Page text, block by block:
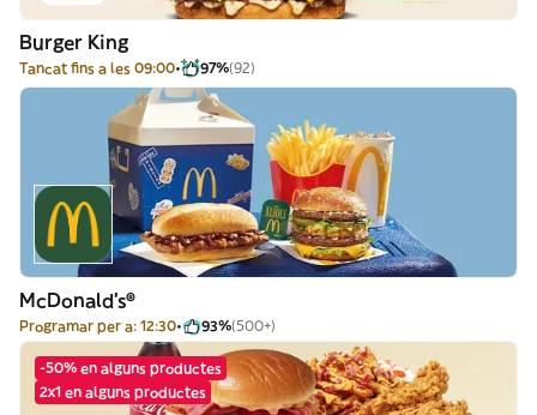
Burger King
Tancat fins a les 09:00 97%(92)
McDonald's®
Programar per a: 12:30 93%(500+)
-50% en alguns productes
2x1 en alguns productes